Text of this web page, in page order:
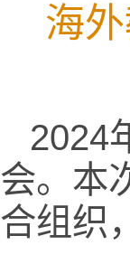
海
2024
会。本
合组织